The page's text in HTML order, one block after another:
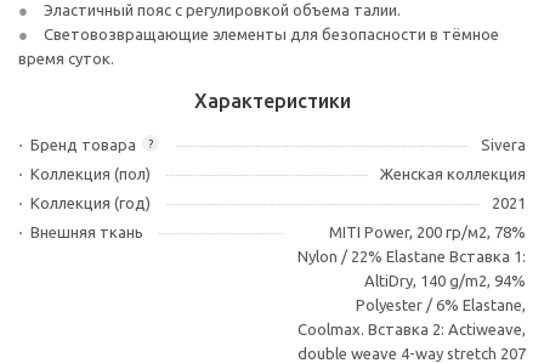
Эластичный пояс с регулировкой объема талии.
Световозвращающие элементы для безопасности в тёмное
время суток.
Характеристики
?
Бренд товара
Sivera
Коллекция (пол)
Женская коллекция
Коллекция (год)
2021
Внешняя ткань
MITI Power, 200 гр/м2, 78%
Nylon / 22% Elastane Вставка 1:
AltiDry, 140 g/m2, 94%
Polyester / 6% Elastane,
Coolmax. Вставка 2: Actiweave,
double weave 4-way stretch 207